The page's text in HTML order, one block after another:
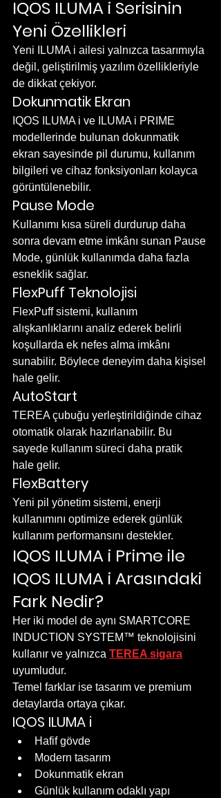
IQOS ILUMA i Serisinin
Yeni Özellikleri
Yeni ILUMA i ailesi yalnızca tasarımıyla
değil, geliştirilmiş yazılım özellikleriyle
de dikkat çekiyor.
Dokunmatik Ekran
IQOS ILUMA i ve ILUMA i PRIME
modellerinde bulunan dokunmatik
ekran sayesinde pil durumu, kullanım
bilgileri ve cihaz fonksiyonları kolayca
görüntülenebilir.
Pause Mode
Kullanımı kısa süreli durdurup daha
sonra devam etme imkânı sunan Pause
Mode, günlük kullanımda daha fazla
esneklik sağlar.
FlexPuff Teknolojisi
FlexPuff sistemi, kullanım
alışkanlıklarını analiz ederek belirli
koşullarda ek nefes alma imkânı
sunabilir. Böylece deneyim daha kişisel
hale gelir.
AutoStart
TEREA çubuğu yerleştirildiğinde cihaz
otomatik olarak hazırlanabilir. Bu
sayede kullanım süreci daha pratik
hale gelir.
FlexBattery
Yeni pil yönetim sistemi, enerji
kullanımını optimize ederek günlük
kullanım performansını destekler.
IQOS ILUMA i Prime ile
IQOS ILUMA i Arasındaki
Fark Nedir?
Her iki model de aynı SMARTCORE
INDUCTION SYSTEM™ teknolojisini
kullanır ve yalnızca TEREA sigara
uyumludur.
Temel farklar ise tasarım ve premium
detaylarda ortaya çıkar.
IQOS ILUMA i
Hafif gövde
Modern tasarım
Dokunmatik ekran
Günlük kullanım odaklı yapı